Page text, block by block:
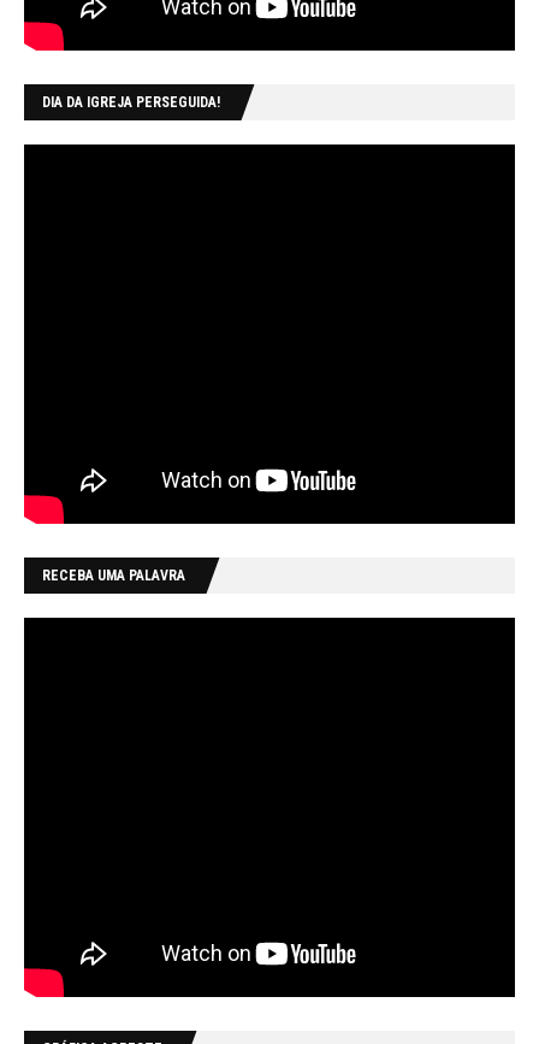
DIA DA IGREJA PERSEGUIDA!
RECEBA UMA PALAVRA